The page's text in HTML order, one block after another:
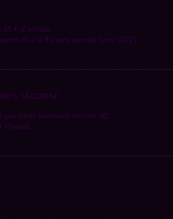
35 € d'achats.
de 3 à 9 jours ouvrés (voir CGV)
SÉCURISÉ
par carte bancaire secure 3D.
Paypal